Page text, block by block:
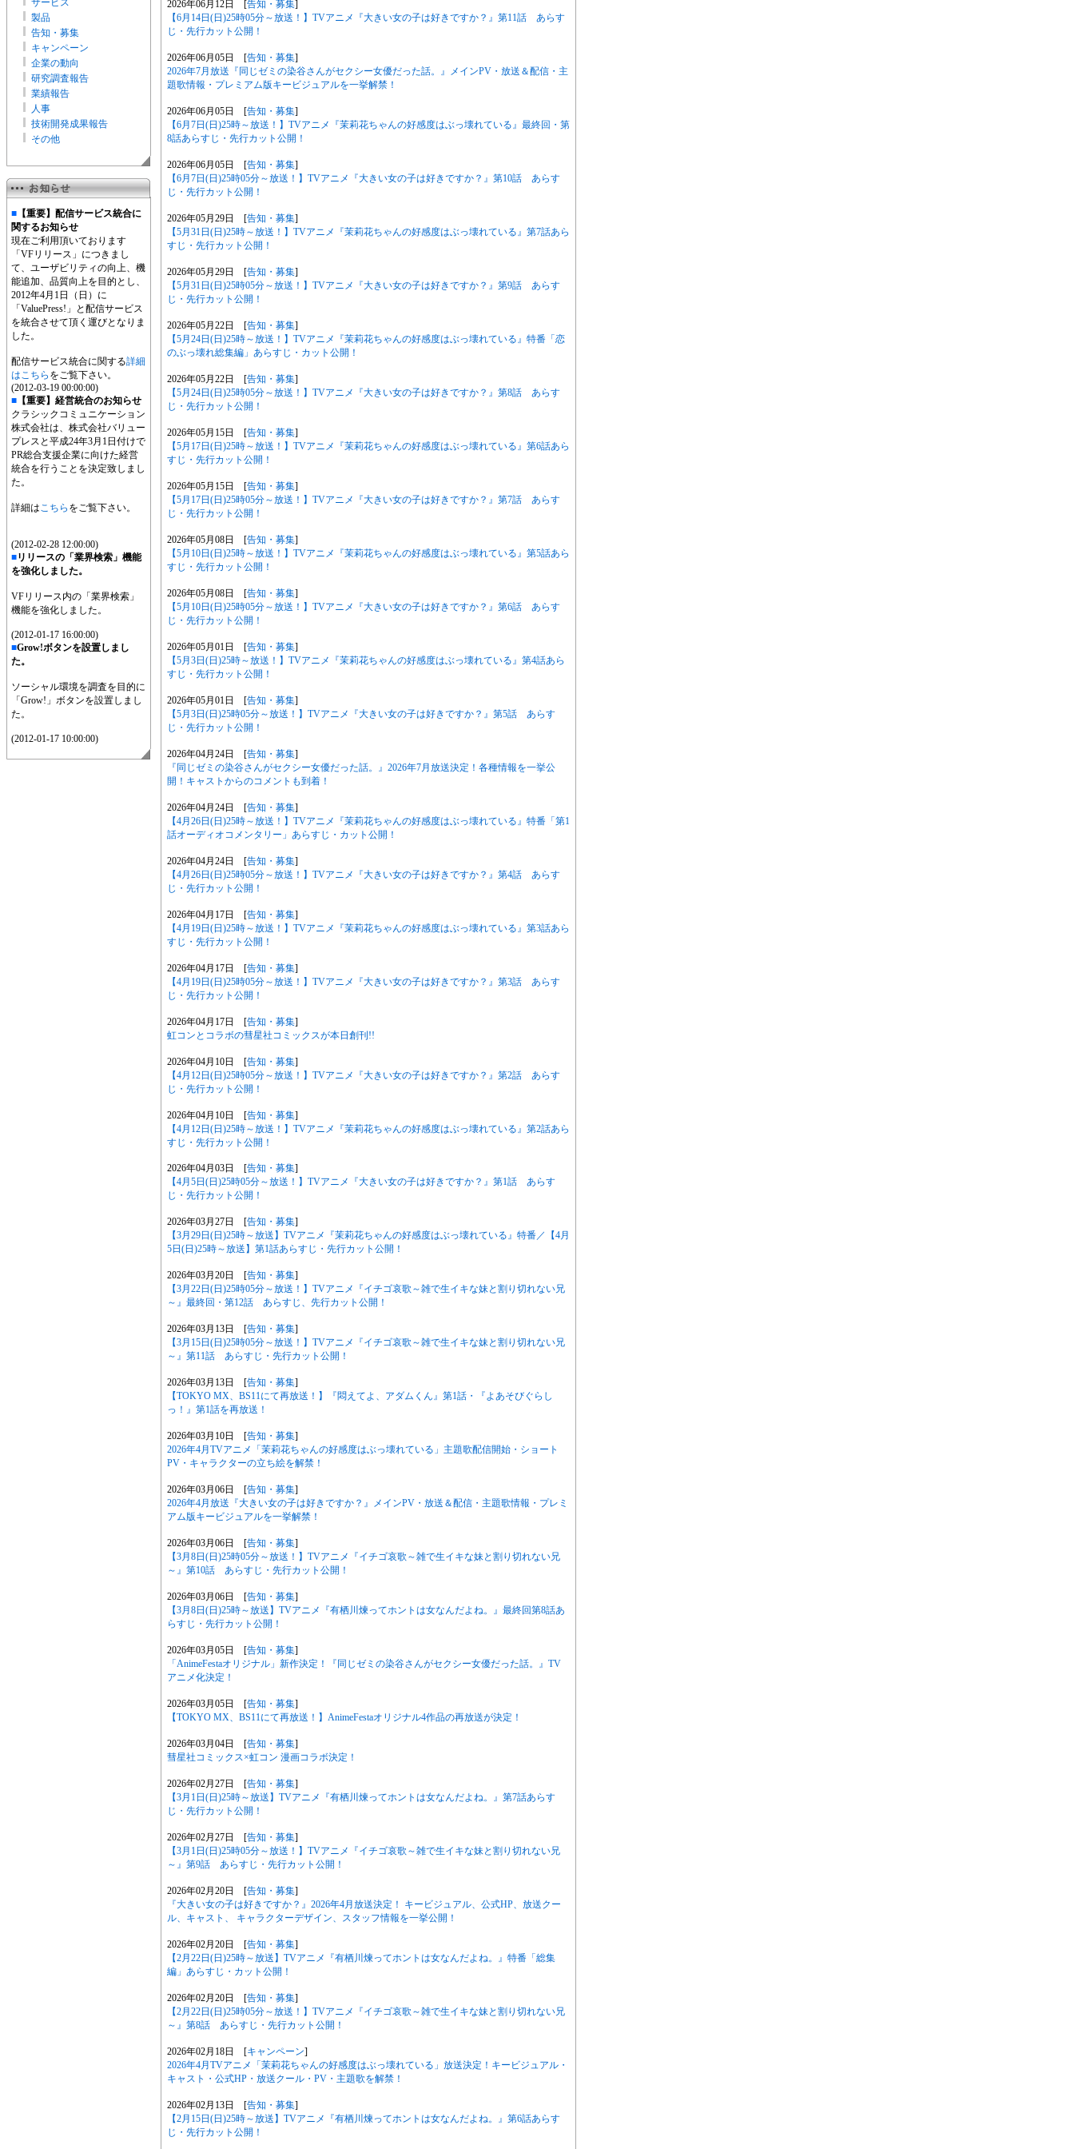
サービス
製品
告知・募集
キャンペーン
企業の動向
研究調査報告
業績報告
人事
技術開発成果報告
その他
■ 【重要】配信サービス統合に
関するお知らせ
現在ご利用頂いております
「VFリリース」につきまし
て、ユーザビリティの向上、機
能追加、品質向上を目的とし、
2012年4月1日（日）に
「ValuePress!」と配信サービス
を統合させて頂く運びとなりま
した。
配信サービス統合に関する詳細
はこちら をご覧下さい。
(2012-03-19 00:00:00)
■ 【重要】経営統合のお知らせ
クラシックコミュニケーション
株式会社は、株式会社バリュー
プレスと平成24年3月1日付けで
PR総合支援企業に向けた経営
統合を行うことを決定致しまし
た。
詳細はこちら をご覧下さい。
(2012-02-28 12:00:00)
■リリースの「業界検索」機能
を強化しました。
VFリリース内の「業界検索」
機能を強化しました。
(2012-01-17 16:00:00)
■Grow!ボタンを設置しまし
た。
ソーシャル環境を調査を目的に
「Grow!」ボタンを設置しまし
た。
(2012-01-17 10:00:00)
2026年06月12日 [告知・募集]
【6月14日(日)25時05分～放送！】TVアニメ『大きい女の子は好きですか？』第11話 あらす
じ・先行カット公開！
2026年06月05日 [告知・募集]
2026年7月放送『同じゼミの染谷さんがセクシー女優だった話。』メインPV・放送＆配信・主
題歌情報・プレミアム版キービジュアルを一挙解禁！
2026年06月05日 [告知・募集]
【6月7日(日)25時～放送！】TVアニメ『茉莉花ちゃんの好感度はぶっ壊れている』最終回・第
8話あらすじ・先行カット公開！
2026年06月05日 [告知・募集]
【6月7日(日)25時05分～放送！】TVアニメ『大きい女の子は好きですか？』第10話 あらす
じ・先行カット公開！
2026年05月29日 [告知・募集]
【5月31日(日)25時～放送！】TVアニメ『茉莉花ちゃんの好感度はぶっ壊れている』第7話あら
すじ・先行カット公開！
2026年05月29日 [告知・募集]
【5月31日(日)25時05分～放送！】TVアニメ『大きい女の子は好きですか？』第9話 あらす
じ・先行カット公開！
2026年05月22日 [告知・募集]
【5月24日(日)25時～放送！】TVアニメ『茉莉花ちゃんの好感度はぶっ壊れている』特番「恋
のぶっ壊れ総集編」あらすじ・カット公開！
2026年05月22日 [告知・募集]
【5月24日(日)25時05分～放送！】TVアニメ『大きい女の子は好きですか？』第8話 あらす
じ・先行カット公開！
2026年05月15日 [告知・募集]
【5月17日(日)25時～放送！】TVアニメ『茉莉花ちゃんの好感度はぶっ壊れている』第6話あら
すじ・先行カット公開！
2026年05月15日 [告知・募集]
【5月17日(日)25時05分～放送！】TVアニメ『大きい女の子は好きですか？』第7話 あらす
じ・先行カット公開！
2026年05月08日 [告知・募集]
【5月10日(日)25時～放送！】TVアニメ『茉莉花ちゃんの好感度はぶっ壊れている』第5話あら
すじ・先行カット公開！
2026年05月08日 [告知・募集]
【5月10日(日)25時05分～放送！】TVアニメ『大きい女の子は好きですか？』第6話 あらす
じ・先行カット公開！
2026年05月01日 [告知・募集]
【5月3日(日)25時～放送！】TVアニメ『茉莉花ちゃんの好感度はぶっ壊れている』第4話あら
すじ・先行カット公開！
2026年05月01日 [告知・募集]
【5月3日(日)25時05分～放送！】TVアニメ『大きい女の子は好きですか？』第5話 あらす
じ・先行カット公開！
2026年04月24日 [告知・募集]
『同じゼミの染谷さんがセクシー女優だった話。』2026年7月放送決定！各種情報を一挙公
開！キャストからのコメントも到着！
2026年04月24日 [告知・募集]
【4月26日(日)25時～放送！】TVアニメ『茉莉花ちゃんの好感度はぶっ壊れている』特番「第1
話オーディオコメンタリー」あらすじ・カット公開！
2026年04月24日 [告知・募集]
【4月26日(日)25時05分～放送！】TVアニメ『大きい女の子は好きですか？』第4話 あらす
じ・先行カット公開！
2026年04月17日 [告知・募集]
【4月19日(日)25時～放送！】TVアニメ『茉莉花ちゃんの好感度はぶっ壊れている』第3話あら
すじ・先行カット公開！
2026年04月17日 [告知・募集]
【4月19日(日)25時05分～放送！】TVアニメ『大きい女の子は好きですか？』第3話 あらす
じ・先行カット公開！
2026年04月17日 [告知・募集]
虹コンとコラボの彗星社コミックスが本日創刊!!
2026年04月10日 [告知・募集]
【4月12日(日)25時05分～放送！】TVアニメ『大きい女の子は好きですか？』第2話 あらす
じ・先行カット公開！
2026年04月10日 [告知・募集]
【4月12日(日)25時～放送！】TVアニメ『茉莉花ちゃんの好感度はぶっ壊れている』第2話あら
すじ・先行カット公開！
2026年04月03日 [告知・募集]
【4月5日(日)25時05分～放送！】TVアニメ『大きい女の子は好きですか？』第1話 あらす
じ・先行カット公開！
2026年03月27日 [告知・募集]
【3月29日(日)25時～放送】TVアニメ『茉莉花ちゃんの好感度はぶっ壊れている』特番／【4月
5日(日)25時～放送】第1話あらすじ・先行カット公開！
2026年03月20日 [告知・募集]
【3月22日(日)25時05分～放送！】TVアニメ『イチゴ哀歌～雑で生イキな妹と割り切れない兄
～』最終回・第12話 あらすじ、先行カット公開！
2026年03月13日 [告知・募集]
【3月15日(日)25時05分～放送！】TVアニメ『イチゴ哀歌～雑で生イキな妹と割り切れない兄
～』第11話 あらすじ・先行カット公開！
2026年03月13日 [告知・募集]
【TOKYO MX、BS11にて再放送！】『悶えてよ、アダムくん』第1話・『よあそびぐらし
っ！』第1話を再放送！
2026年03月10日 [告知・募集]
2026年4月TVアニメ「茉莉花ちゃんの好感度はぶっ壊れている」主題歌配信開始・ショート
PV・キャラクターの立ち絵を解禁！
2026年03月06日 [告知・募集]
2026年4月放送『大きい女の子は好きですか？』メインPV・放送＆配信・主題歌情報・プレミ
アム版キービジュアルを一挙解禁！
2026年03月06日 [告知・募集]
【3月8日(日)25時05分～放送！】TVアニメ『イチゴ哀歌～雑で生イキな妹と割り切れない兄
～』第10話 あらすじ・先行カット公開！
2026年03月06日 [告知・募集]
【3月8日(日)25時～放送】TVアニメ『有栖川煉ってホントは女なんだよね。』最終回第8話あ
らすじ・先行カット公開！
2026年03月05日 [告知・募集]
「AnimeFestaオリジナル」新作決定！『同じゼミの染谷さんがセクシー女優だった話。』TV
アニメ化決定！
2026年03月05日 [告知・募集]
【TOKYO MX、BS11にて再放送！】AnimeFestaオリジナル4作品の再放送が決定！
2026年03月04日 [告知・募集]
彗星社コミックス×虹コン 漫画コラボ決定！
2026年02月27日 [告知・募集]
【3月1日(日)25時～放送】TVアニメ『有栖川煉ってホントは女なんだよね。』第7話あらす
じ・先行カット公開！
2026年02月27日 [告知・募集]
【3月1日(日)25時05分～放送！】TVアニメ『イチゴ哀歌～雑で生イキな妹と割り切れない兄
～』第9話 あらすじ・先行カット公開！
2026年02月20日 [告知・募集]
『大きい女の子は好きですか？』2026年4月放送決定！ キービジュアル、公式HP、放送クー
ル、キャスト、 キャラクターデザイン、スタッフ情報を一挙公開！
2026年02月20日 [告知・募集]
【2月22日(日)25時～放送】TVアニメ『有栖川煉ってホントは女なんだよね。』特番「総集
編」あらすじ・カット公開！
2026年02月20日 [告知・募集]
【2月22日(日)25時05分～放送！】TVアニメ『イチゴ哀歌～雑で生イキな妹と割り切れない兄
～』第8話 あらすじ・先行カット公開！
2026年02月18日 [キャンペーン]
2026年4月TVアニメ「茉莉花ちゃんの好感度はぶっ壊れている」放送決定！キービジュアル・
キャスト・公式HP・放送クール・PV・主題歌を解禁！
2026年02月13日 [告知・募集]
【2月15日(日)25時～放送】TVアニメ『有栖川煉ってホントは女なんだよね。』第6話あらす
じ・先行カット公開！